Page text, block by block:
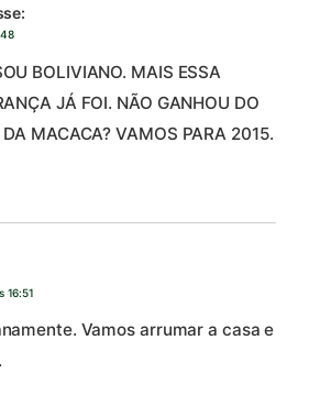
BOLIVIANO. MAIS ESSA
JÁ FOI. NÃO GANHOU DO
MACACA? VAMOS PARA 2015.
16:51
Vamos arrumar a casa e